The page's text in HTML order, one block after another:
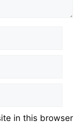
in this browser